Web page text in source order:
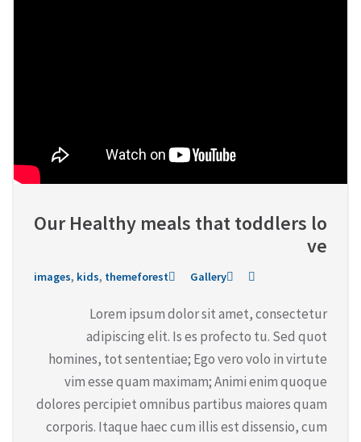
Our Healthy meals that toddlers lo
ve
Gallery
images, kids, themeforest
Lorem ipsum dolor sit amet, consectetur
adipiscing elit. Is es profecto tu. Sed quot
homines, tot sententiae; Ego vero volo in virtute
vim esse quam maximam; Animi enim quoque
dolores percipiet omnibus partibus maiores quam
corporis. Itaque haec cum illis est dissensio, cum